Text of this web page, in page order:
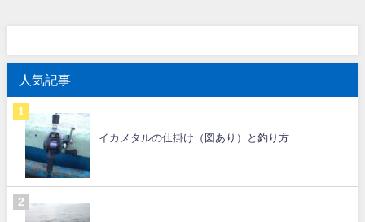
人気記事
イカメタルの仕掛け（図あり）と釣り方